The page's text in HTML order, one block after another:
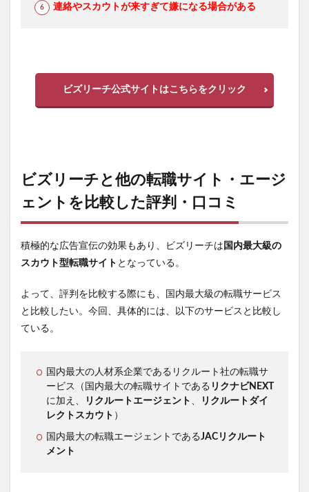
連絡やスカウトが来すぎて嫌になる場合がある
ビズリーチ公式サイトはこちらをクリック
ビズリーチと他の転職サイト・エージ
ェントを比較した評判・口コミ
積極的な広告宣伝の効果もあり、ビズリーチは 国内最大級の
スカウト型転職サイト となっている。
よって、評判を比較する際にも、国内最大級の転職サービス
と比較したい。今回、具体的には、以下のサービスと比較し
ている。
国内最大の人材系企業であるリクルート社の転職サ
ービス（国内最大の転職サイトである リクナビNEXT
に加え、
リクルートエージェント 、
リクルートダイ
レクトスカウト ）
国内最大の転職エージェントであるJACリクルート
メント